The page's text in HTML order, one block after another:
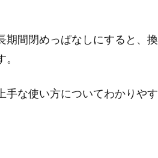
期間閉めっぱなしにすると、換
手な使い方についてわかりやす